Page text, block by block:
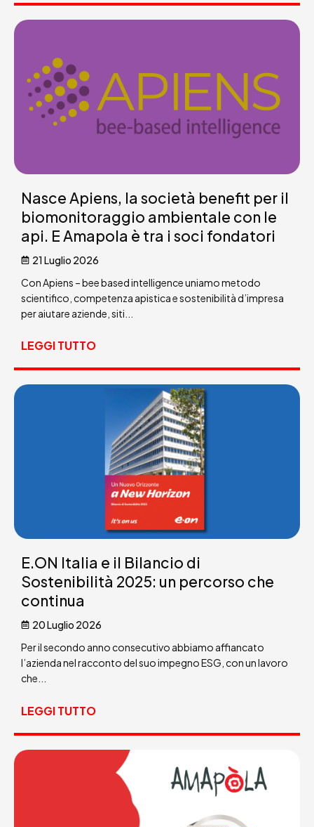
Nasce Apiens, la società benefit per il
biomonitoraggio ambientale con le
api. E Amapola è tra i soci fondatori
21 Luglio 2026
Con Apiens – bee based intelligence uniamo metodo
scientifico, competenza apistica e sostenibilità d’impresa
per aiutare aziende, siti...
LEGGI TUTTO
E.ON Italia e il Bilancio di
Sostenibilità 2025: un percorso che
continua
20 Luglio 2026
Per il secondo anno consecutivo abbiamo affiancato
l’azienda nel racconto del suo impegno ESG, con un lavoro
che...
LEGGI TUTTO